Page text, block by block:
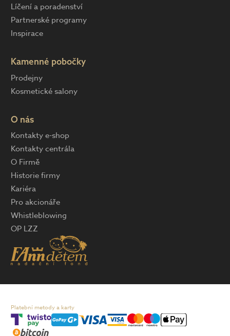
Líčení a poradenství
Partnerské programy
Inspirace
Kamenné pobočky
Prodejny
Kosmetické salony
O nás
Kontakty e-shop
Kontakty centrála
O Firmě
Historie firmy
Kariéra
Pro akcionáře
Whistleblowing
OP LZZ
Platební metody a karty